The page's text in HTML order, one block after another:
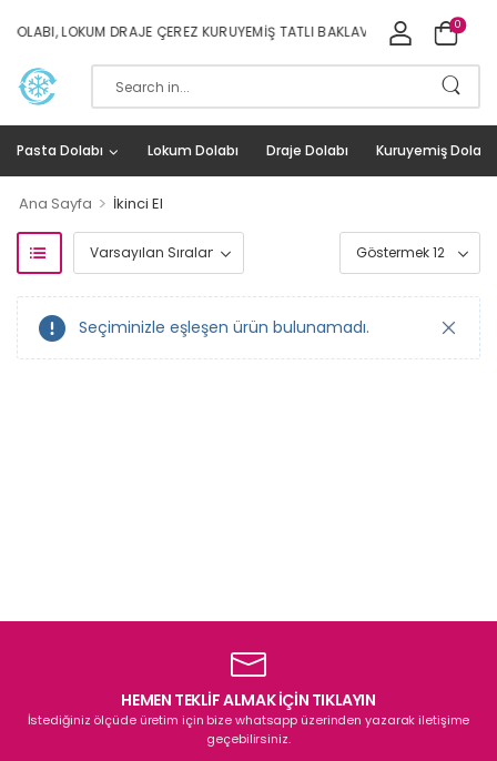
LOKUM DRAJE ÇEREZ KURUYEMIŞ TATLI BAKLAVA DOLAPLARI İMALAT
0
Pasta Dolabı Lokum Dolabı Draje Dolabı Kuruyemiş Dolabı
Ana Sayfa > İkinci El
Seçiminizle eşleşen ürün bulunamadı.
HEMEN TEKLİF ALMAK İÇİN TIKLAYIN
İstediğiniz ölçüde üretim için bize whatsapp üzerinden yazarak iletişime
geçebilirsiniz.